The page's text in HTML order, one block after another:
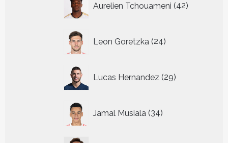
Aurelien Tchouameni 42
producten
Leon Goretzka 24
producten
Lucas Hernandez 29
producten
Jamal Musiala 34
producten